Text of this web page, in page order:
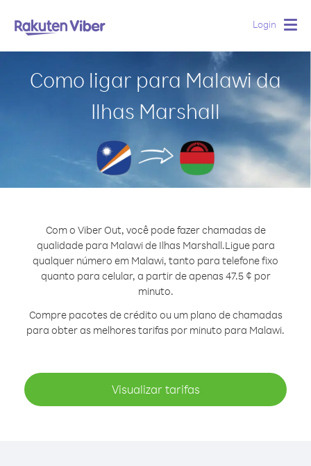
Login
Como ligar para Malawi da
Ilhas Marshall
Com o Viber Out, você pode fazer chamadas de
qualidade para Malawi de Ilhas Marshall.Ligue para
qualquer número em Malawi, tanto para telefone fixo
quanto para celular, a partir de apenas 47.5 ¢ por
minuto.
Compre pacotes de crédito ou um plano de chamadas
para obter as melhores tarifas por minuto para Malawi.
Visualizar tarifas